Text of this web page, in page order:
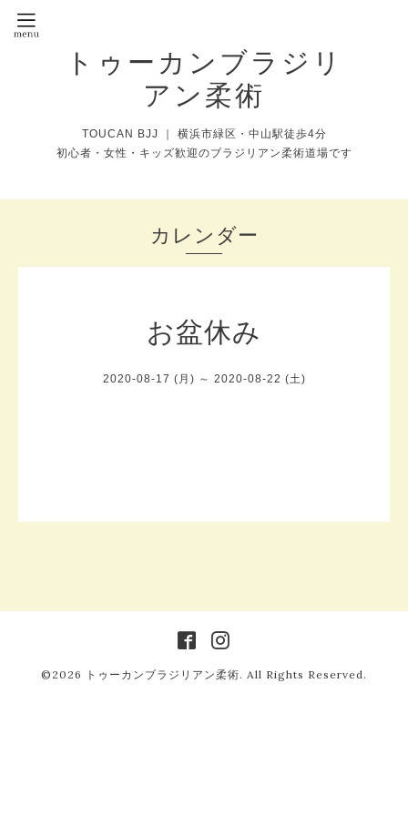
トゥーカンブラジリ
アン柔術
TOUCAN BJJ ｜ 横浜市緑区・中山駅徒歩4分
初心者・女性・キッズ歓迎のブラジリアン柔術道場です
カレンダー
お盆休み
2020-08-17 (月) ～ 2020-08-22 (土)
©2026 トゥーカンブラジリアン柔術. All Rights Reserved.